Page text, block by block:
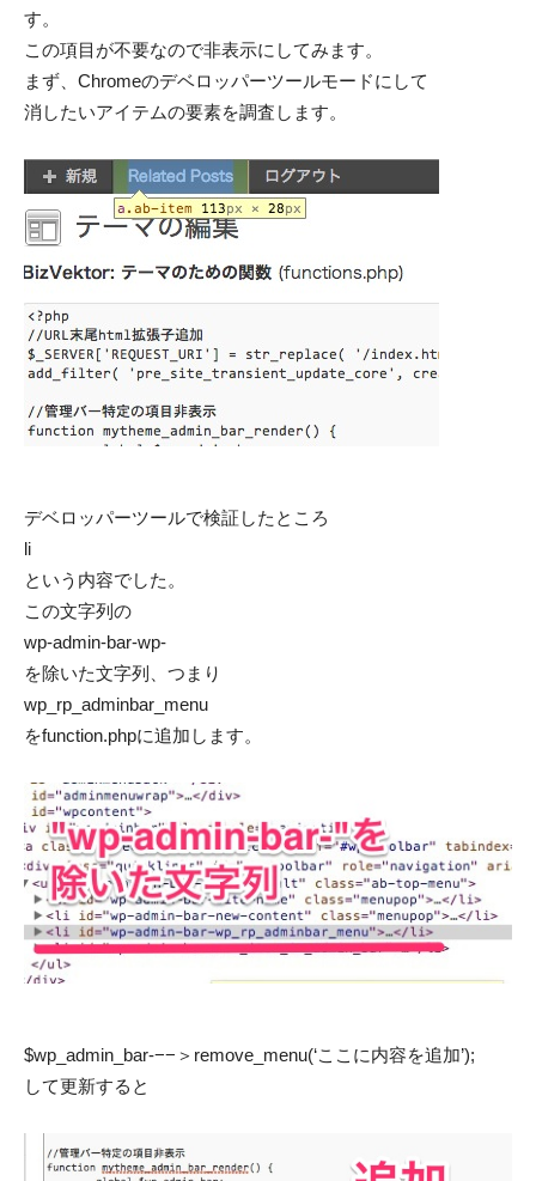
す。
この項目が不要なので非表示にしてみます。
まず、Chromeのデベロッパーツールモードにして
消したいアイテムの要素を調査します。
デベロッパーツールで検証したところ
li
という内容でした。
この文字列の
wp-admin-bar-wp-
を除いた文字列、つまり
wp_rp_adminbar_menu
をfunction.phpに追加します。
$wp_admin_bar-−−＞remove_menu(‘ここに内容を追加’);
して更新すると